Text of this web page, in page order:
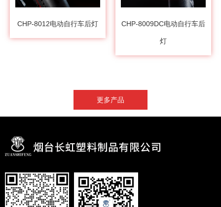
CHP-8012电动自行车后灯 CHP-8009DC电动自行车后
灯
更多产品